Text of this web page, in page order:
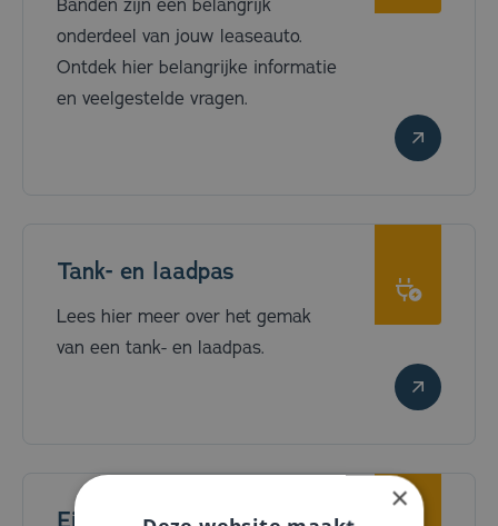
Banden zijn een belangrijk
onderdeel van jouw leaseauto.
Ontdek hier belangrijke informatie
en veelgestelde vragen.
Tank- en laadpas
Lees hier meer over het gemak
van een tank- en laadpas.
Einde leasecontract
×